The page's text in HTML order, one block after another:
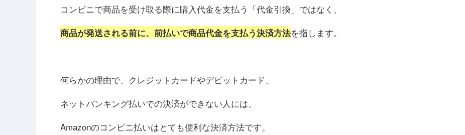
コンビニで商品を受け取る際に購入代金を支払う「代金引換」ではなく、
商品が発送される前に、前払いで商品代金を支払う決済方法を指します。
何らかの理由で、クレジットカードやデビットカード、
ネットバンキング払いでの決済ができない人には、
Amazonのコンビニ払いはとても便利な決済方法です。